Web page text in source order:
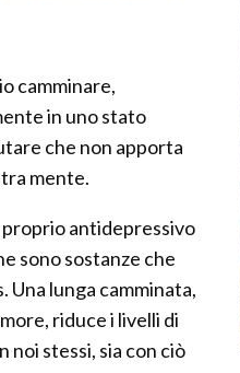
camminare,
in uno stato
che non apporta
mente.
proprio antidepressivo
sono sostanze che
Una lunga camminata,
riduce i livelli di
noi stessi, sia con ciò